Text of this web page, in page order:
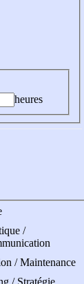
heures
/
/ Maintenance
/ Stratégie